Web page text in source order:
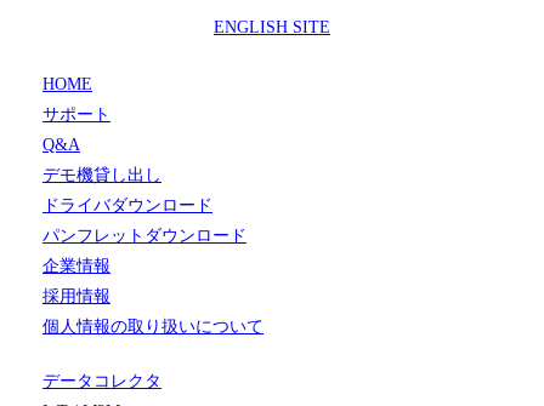
ENGLISH SITE
HOME
サポート
Q&A
デモ機貸し出し
ドライバダウンロード
パンフレットダウンロード
企業情報
採用情報
個人情報の取り扱いについて
データコレクタ